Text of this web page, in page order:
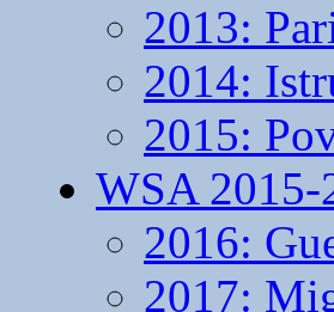
2013:
2014:
2015:
WSA 2015-
2016:
2017: